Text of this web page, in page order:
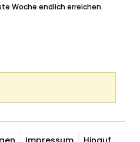
Woche endlich erreichen.